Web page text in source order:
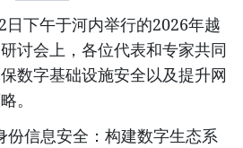
下午于河内举行的2026年越
讨会上，各位代表和专家共同
数字基础设施安全以及提升网
。
份信息安全：构建数字生态系